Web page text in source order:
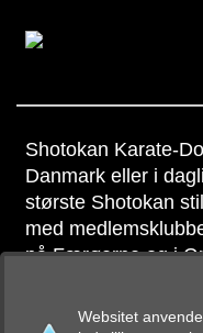
Shotokan Karate-
Danmark eller i
største Shotokan
med
på Færøerne og i
Copyright © SKIF
Websitet